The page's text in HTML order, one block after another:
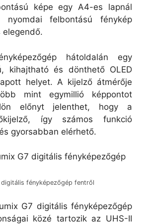
képe egy A4-es lapnál
nyomdai felbontású fénykép
elegendő.
hátoldalán egy
kihajtható és dönthető OLED
helyet. A kijelző átmérője
mint egymillió képpontot
előnyt jelenthet, hogy a
így számos funkció
gyorsabban elérhető.
digitális fényképezőgép fentről
G7 digitális fényképezőgép
közé tartozik az UHS-II